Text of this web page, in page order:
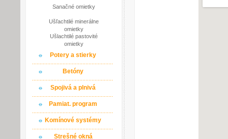
Sanačné omietky
Ušľachtilé minerálne
omietky
Ušlachtilé pastovité
omietky
Potery a stierky
Betóny
Spojivá a plnivá
Pamiat. program
Komínové systémy
Strešné okná